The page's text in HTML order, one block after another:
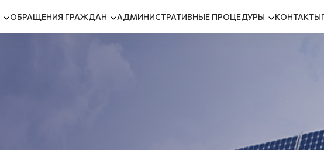
ОБРАЩЕНИЯ ГРАЖДАН АДМИНИСТРАТИВНЫЕ ПРОЦЕДУРЫ КОНТАКТЫ